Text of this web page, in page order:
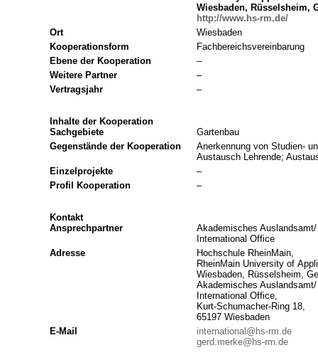
Wiesbaden, Rüsselsheim,
http://www.hs-rm.de/
Ort
Wiesbaden
Kooperationsform
Fachbereichsvereinbarung
Ebene der Kooperation
–
Weitere Partner
–
Vertragsjahr
–
Inhalte der Kooperation
Sachgebiete
Gartenbau
Gegenstände der Kooperation
Anerkennung von Studien-
Austausch Lehrende;
Einzelprojekte
–
Profil Kooperation
–
Kontakt
Ansprechpartner
Akademisches Auslandsamt/
International Office
Adresse
Hochschule RheinMain,
RheinMain University of
Wiesbaden, Rüsselsheim,
Akademisches Auslandsamt/
International Office,
Kurt-Schumacher-Ring 18,
65197 Wiesbaden
E-Mail
international@hs-rm.de
gerd.merke@hs-rm.de